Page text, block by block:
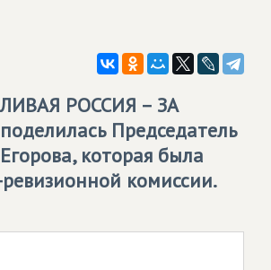
РОССИЯ – ЗА
Председатель
которая была
комиссии.